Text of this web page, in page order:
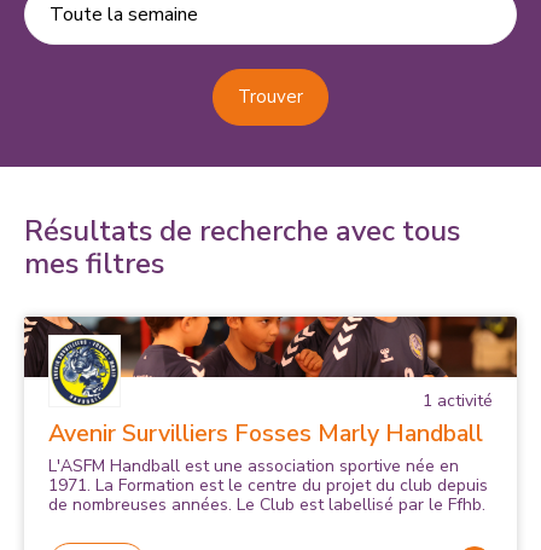
Toute la semaine
Trouver
Résultats de recherche avec tous
mes filtres
1 activité
Avenir Survilliers Fosses Marly Handball
L'ASFM Handball est une association sportive née en
1971. La Formation est le centre du projet du club depuis
de nombreuses années. Le Club est labellisé par le Ffhb.